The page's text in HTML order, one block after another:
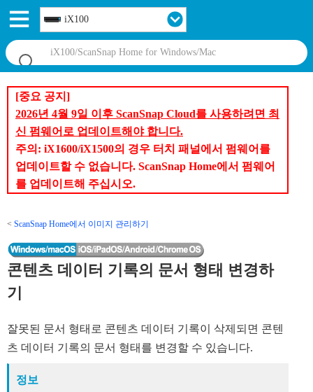
iX100
[중요 공지]
2026년 4월 9일 이후 ScanSnap Cloud를 사용하려면 최
신 펌웨어로 업데이트해야 합니다.
주의: iX1600/iX1500의 경우 터치 패널에서 펌웨어를
업데이트할 수 없습니다. ScanSnap Home에서 펌웨어
를 업데이트해 주십시오.
ScanSnap Home에서 이미지 관리하기
콘텐츠 데이터 기록의 문서 형태 변경하
기
잘못된 문서 형태로 콘텐츠 데이터 기록이 삭제되면 콘텐
츠 데이터 기록의 문서 형태를 변경할 수 있습니다.
정보